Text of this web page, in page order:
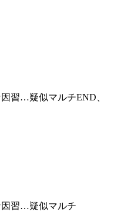
習…疑似マルチEND、
因習…疑似マルチ